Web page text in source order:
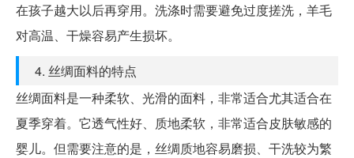
在孩子越大以后再穿用。洗涤时需要避免过度搓洗，羊毛
对高温、干燥容易产生损坏。
4. 丝绸面料的特点
丝绸面料是一种柔软、光滑的面料，非常适合尤其适合在
夏季穿着。它透气性好、质地柔软，非常适合皮肤敏感的
婴儿。但需要注意的是，丝绸质地容易磨损、干洗较为繁